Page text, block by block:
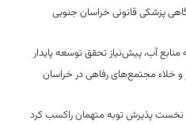
پزشکی قانونی خراسان جنوبی
آب، پیش‌نیاز تحقق توسعه پایدار
خلاء مجتمع‌های رفاهی در خراسان
نخست پذیرش توبه متهمان راکسب کرد